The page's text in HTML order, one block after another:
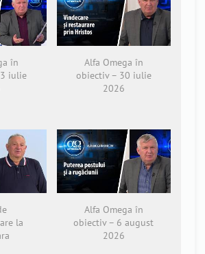
în
iulie
Alfa Omega în
obiectiv – 30 iulie
2026
la
Alfa Omega în
obiectiv – 6 august
2026